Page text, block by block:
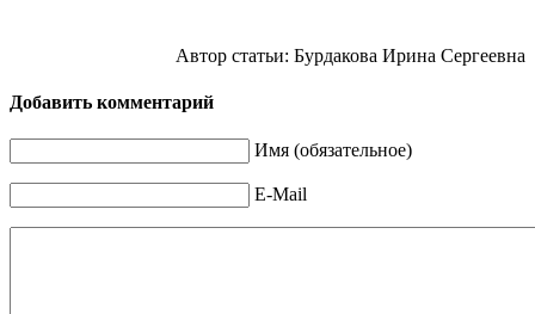
Автор статьи: Бурдакова Ирина Сергеевна
Добавить комментарий
Имя (обязательное)
E-Mail